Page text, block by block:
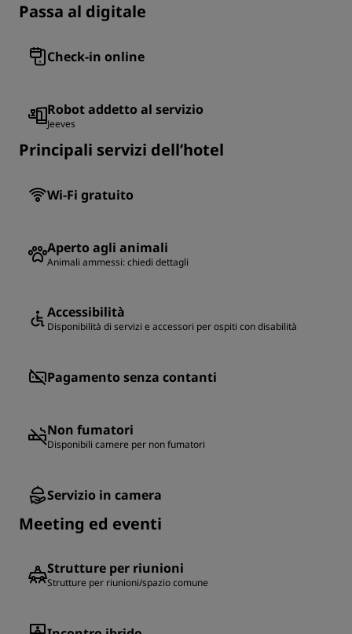
Passa al digitale
Check-in online
Robot addetto al servizio
Jeeves
Principali servizi dell’hotel
Wi-Fi gratuito
Aperto agli animali
Animali ammessi: chiedi dettagli
Accessibilità
Disponibilità di servizi e accessori per ospiti con disabilità
Pagamento senza contanti
Non fumatori
Disponibili camere per non fumatori
Servizio in camera
Meeting ed eventi
Strutture per riunioni
Strutture per riunioni/spazio comune